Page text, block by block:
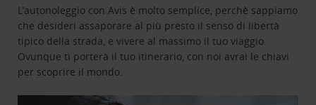
L’autonoleggio con Avis è molto semplice, perchè sappiamo
che desideri assaporare al più presto il senso di libertà
tipico della strada, e vivere al massimo il tuo viaggio.
Ovunque ti porterà il tuo itinerario, con noi avrai le chiavi
per scoprire il mondo.